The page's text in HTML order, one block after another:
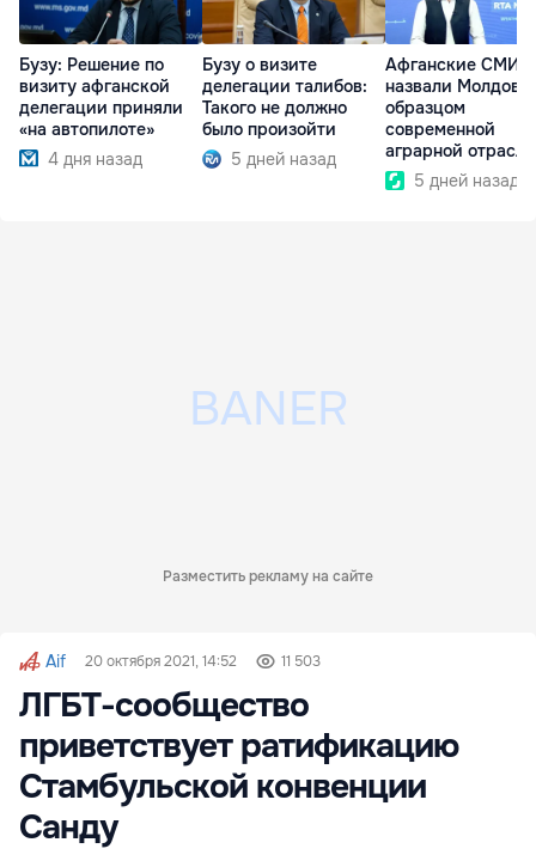
Бузу: Решение по
визиту афганской
делегации приняли
«на автопилоте»
4 дня назад
Бузу о визите
делегации талибов:
Такого не должно
было произойти
5 дней назад
Афганские СМИ
назвали Молдову
образцом
современной
аграрной отрасли
5 дней назад
Разместить рекламу на сайте
Aif 20 октября 2021, 14:52 11 503
ЛГБТ-сообщество
приветствует ратификацию
Стамбульской конвенции
Санду